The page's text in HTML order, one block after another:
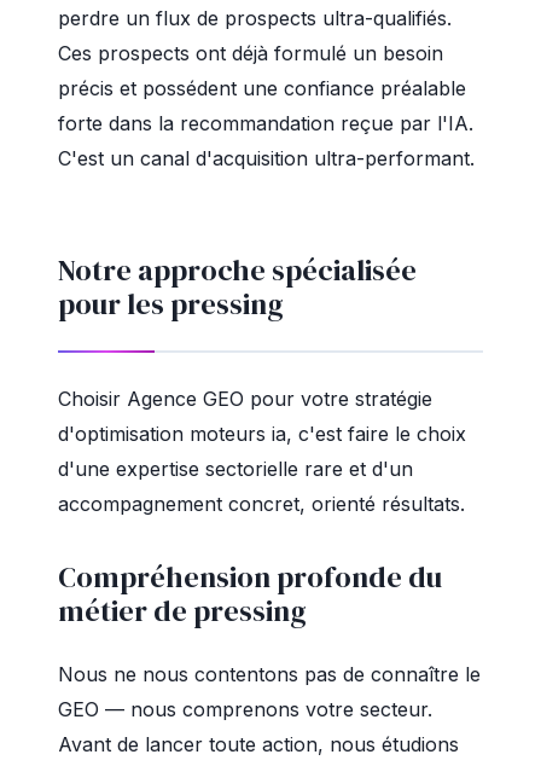
perdre un flux de prospects ultra-qualifiés.
Ces prospects ont déjà formulé un besoin
précis et possédent une confiance préalable
forte dans la recommandation reçue par l'IA.
C'est un canal d'acquisition ultra-performant.
Notre approche spécialisée
pour les pressing
Choisir Agence GEO pour votre stratégie
d'optimisation moteurs ia, c'est faire le choix
d'une expertise sectorielle rare et d'un
accompagnement concret, orienté résultats.
Compréhension profonde du
métier de pressing
Nous ne nous contentons pas de connaître le
GEO — nous comprenons votre secteur.
Avant de lancer toute action, nous étudions